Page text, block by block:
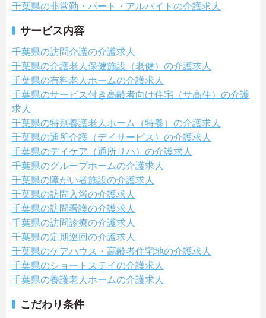
千葉県の非常勤・パート・アルバイトの介護求人
サービス内容
千葉県の訪問介護の介護求人
千葉県の介護老人保健施設（老健）の介護求人
千葉県の有料老人ホームの介護求人
千葉県のサービス付き高齢者向け住宅（サ高住）の介護
求人
千葉県の特別養護老人ホーム（特養）の介護求人
千葉県の通所介護（デイサービス）の介護求人
千葉県のデイケア（通所リハ）の介護求人
千葉県のグループホームの介護求人
千葉県の障がい者施設の介護求人
千葉県の訪問入浴の介護求人
千葉県の訪問看護の介護求人
千葉県の訪問診療の介護求人
千葉県の定期巡回の介護求人
千葉県のケアハウス・高齢者住宅地の介護求人
千葉県のショートステイの介護求人
千葉県の養護老人ホームの介護求人
こだわり条件